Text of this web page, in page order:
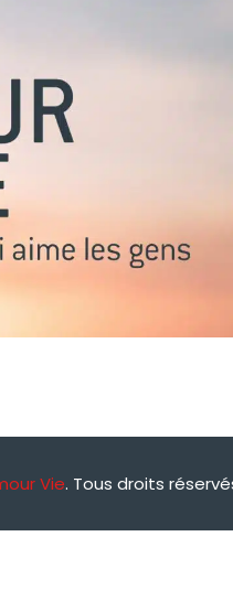
Vie. Tous droits